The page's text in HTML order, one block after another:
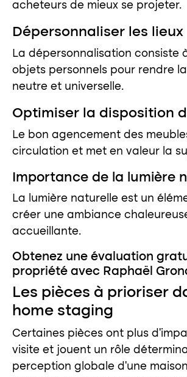
acheteurs de mieux se projeter.
Dépersonnaliser les lieux
La dépersonnalisation consiste
objets personnels pour rendre
neutre et universelle.
Optimiser la disposition
Le bon agencement des
circulation et met en valeur la
Importance de la lumière
La lumière naturelle est un
créer une ambiance
accueillante.
Obtenez une évaluation
propriété avec Raphaël
Les pièces à prioriser
home staging
Certaines pièces ont plus
visite et jouent un rôle
perception globale d’une maison